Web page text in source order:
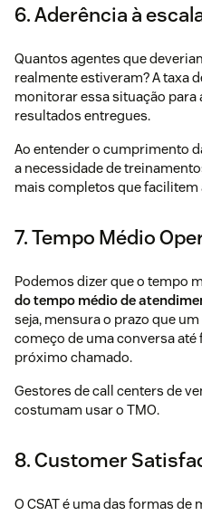
6. Aderência à
Quantos agentes que
realmente estiveram? A taxa
monitorar essa situação para
resultados entregues.
Ao entender o cumprimento
a necessidade de
mais completos que
7. Tempo Médio
Podemos dizer que o tempo
do tempo médio de
seja, mensura o prazo que
começo de uma conversa
próximo chamado.
Gestores de call centers de
costumam usar o TMO.
8. Customer
O CSAT é uma das formas de